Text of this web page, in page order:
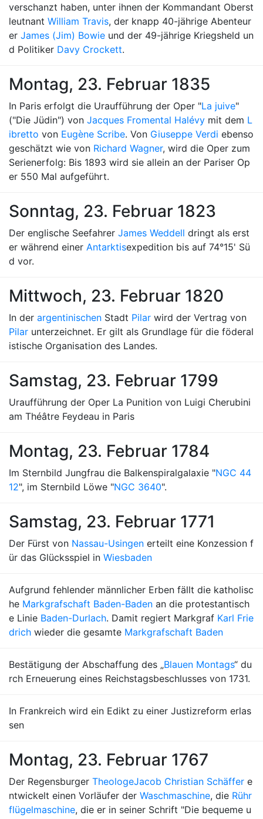
verschanzt haben, unter ihnen der Kommandant Oberst
leutnant William Travis, der knapp 40-jährige Abenteur
er James (Jim) Bowie und der 49-jährige Kriegsheld un
d Politiker Davy Crockett.
Montag, 23. Februar 1835
In Paris erfolgt die Uraufführung der Oper "La juive"
("Die Jüdin") von Jacques Fromental Halévy mit dem L
ibretto von Eugène Scribe. Von Giuseppe Verdi ebenso
geschätzt wie von Richard Wagner, wird die Oper zum
Serienerfolg: Bis 1893 wird sie allein an der Pariser Op
er 550 Mal aufgeführt.
Sonntag, 23. Februar 1823
Der englische Seefahrer James Weddell dringt als erst
er während einer Antarktisexpedition bis auf 74°15' Sü
d vor.
Mittwoch, 23. Februar 1820
In der argentinischen Stadt Pilar wird der Vertrag von
Pilar unterzeichnet. Er gilt als Grundlage für die föderal
istische Organisation des Landes.
Samstag, 23. Februar 1799
Uraufführung der Oper La Punition von Luigi Cherubini
am Théâtre Feydeau in Paris
Montag, 23. Februar 1784
Im Sternbild Jungfrau die Balkenspiralgalaxie "NGC 44
12", im Sternbild Löwe "NGC 3640".
Samstag, 23. Februar 1771
Der Fürst von Nassau-Usingen erteilt eine Konzession f
ür das Glücksspiel in Wiesbaden
Aufgrund fehlender männlicher Erben fällt die katholisc
he Markgrafschaft Baden-Baden an die protestantisch
e Linie Baden-Durlach. Damit regiert Markgraf Karl Frie
drich wieder die gesamte Markgrafschaft Baden
Bestätigung der Abschaffung des „Blauen Montags“ du
rch Erneuerung eines Reichstagsbeschlusses von 1731.
In Frankreich wird ein Edikt zu einer Justizreform erlas
sen
Montag, 23. Februar 1767
Der Regensburger TheologeJacob Christian Schäffer e
ntwickelt einen Vorläufer der Waschmaschine, die Rühr
flügelmaschine, die er in seiner Schrift "Die bequeme u